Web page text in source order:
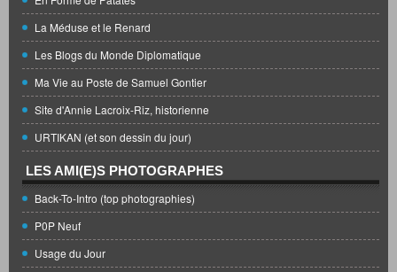
La Méduse et le Renard
Les Blogs du Monde Diplomatique
Ma Vie au Poste de Samuel Gontier
Site d'Annie Lacroix-Riz, historienne
URTIKAN (et son dessin du jour)
LES AMI(E)S PHOTOGRAPHES
Back-To-Intro (top photographies)
P0P Neuf
Usage du Jour